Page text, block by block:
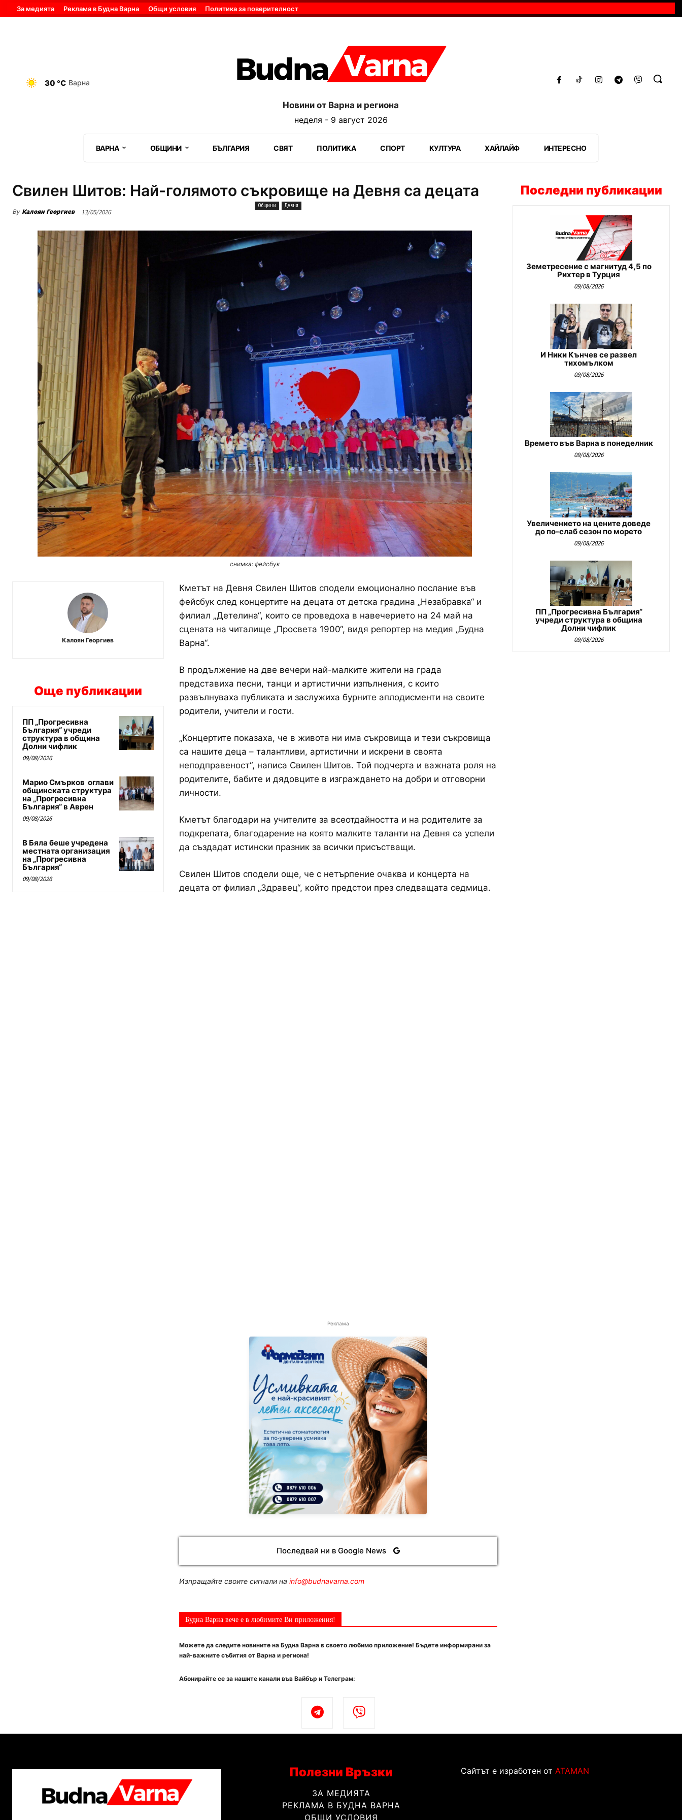
За медията Реклама в Будна Варна Общи условия Политика за поверителност
30 °C Варна
Новини от Варна и региона
неделя - 9 август 2026
ВАРНА ОБЩИНИ БЪЛГАРИЯ СВЯТ ПОЛИТИКА СПОРТ КУЛТУРА ХАЙЛАЙФ ИНТЕРЕСНО
Свилен Шитов: Най-голямото съкровище на Девня са децата
By Калоян Георгиев 13/05/2026
Общини Девня
снимка: фейсбук
Калоян Георгиев
Още публикации
ПП „Прогресивна
България“ учреди
структура в община
Долни чифлик
09/08/2026
Марио Смърков оглави
общинската структура
на „Прогресивна
България“ в Аврен
09/08/2026
В Бяла беше учредена
местната организация
на „Прогресивна
България“
09/08/2026
Кметът на Девня Свилен Шитов сподели емоционално послание във
фейсбук след концертите на децата от детска градина „Незабравка“ и
филиал „Детелина“, които се проведоха в навечерието на 24 май на
сцената на читалище „Просвета 1900“, видя репортер на медия „Будна
Варна“.
В продължение на две вечери най-малките жители на града
представиха песни, танци и артистични изпълнения, с които
развълнуваха публиката и заслужиха бурните аплодисменти на своите
родители, учители и гости.
„Концертите показаха, че в живота ни има съкровища и тези съкровища
са нашите деца – талантливи, артистични и искрени в своята
неподправеност“, написа Свилен Шитов. Той подчерта и важната роля на
родителите, бабите и дядовците в изграждането на добри и отговорни
личности.
Кметът благодари на учителите за всеотдайността и на родителите за
подкрепата, благодарение на която малките таланти на Девня са успели
да създадат истински празник за всички присъстващи.
Свилен Шитов сподели още, че с нетърпение очаква и концерта на
децата от филиал „Здравец“, който предстои през следващата седмица.
Реклама
Последвай ни в Google News
Изпращайте своите сигнали на info@budnavarna.com
Будна Варна вече е в любимите Ви приложения!
Можете да следите новините на Будна Варна в своето любимо приложение! Бъдете информирани за
най-важните събития от Варна и региона!
Абонирайте се за нашите канали във Вайбър и Телеграм:
Последни публикации
Земетресение с магнитуд 4,5 по
Рихтер в Турция
09/08/2026
И Ники Кънчев се развел
тихомълком
09/08/2026
Времето във Варна в понеделник
09/08/2026
Увеличението на цените доведе
до по-слаб сезон по морето
09/08/2026
ПП „Прогресивна България“
учреди структура в община
Долни чифлик
09/08/2026
Полезни Връзки
ЗА МЕДИЯТА
РЕКЛАМА В БУДНА ВАРНА
ОБЩИ УСЛОВИЯ
Сайтът е изработен от ATAMAN